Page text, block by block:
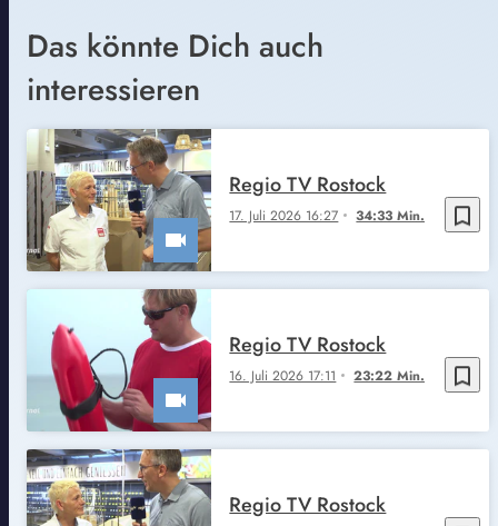
Das könnte Dich auch
interessieren
bookmark_border
17. Juli 2026 16:27 34:33 Min.
Regio TV Rostock
bookmark_border
16. Juli 2026 17:11 23:22 Min.
Regio TV Rostock
Regio TV Rostock